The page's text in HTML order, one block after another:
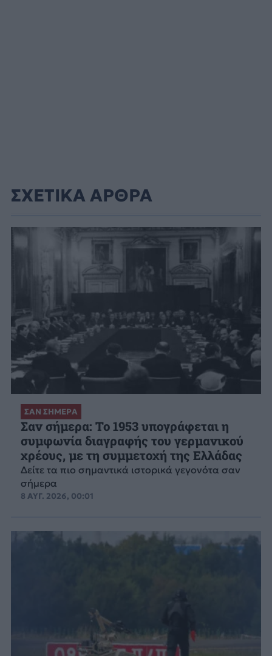
ΣΧΕΤΙΚΑ ΑΡΘΡΑ
ΣΑΝ ΣΗΜΕΡΑ
Σαν σήμερα: Το 1953 υπογράφεται η
συμφωνία διαγραφής του γερμανικού
χρέους, με τη συμμετοχή της Ελλάδας
Δείτε τα πιο σημαντικά ιστορικά γεγονότα σαν
σήμερα
8 ΑΥΓ. 2026, 00:01